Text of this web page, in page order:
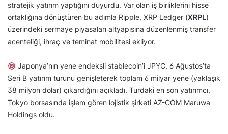
stratejik yatırım yaptığını duyurdu. Var olan iş birliklerini hisse
ortaklığına dönüştüren bu adımla Ripple, XRP Ledger (XRPL)
üzerindeki sermaye piyasaları altyapısına düzenlenmiş transfer
acenteliği, ihraç ve teminat mobilitesi ekliyor.
Japonya’nın yene endeksli stablecoin’i JPYC, 6 Ağustos’ta
Seri B yatırım turunu genişleterek toplam 6 milyar yene (yaklaşık
38 milyon dolar) çıkardığını açıkladı. Turdaki en son yatırımcı,
Tokyo borsasında işlem gören lojistik şirketi AZ-COM Maruwa
Holdings oldu.